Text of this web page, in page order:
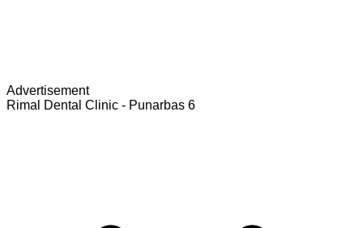
Advertisement
Rimal Dental Clinic - Punarbas 6